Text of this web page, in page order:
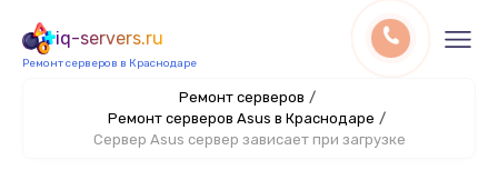
iq-servers.ru
Ремонт серверов в Краснодаре
Ремонт серверов /
Ремонт серверов Asus в Краснодаре /
Сервер Asus сервер зависает при загрузке